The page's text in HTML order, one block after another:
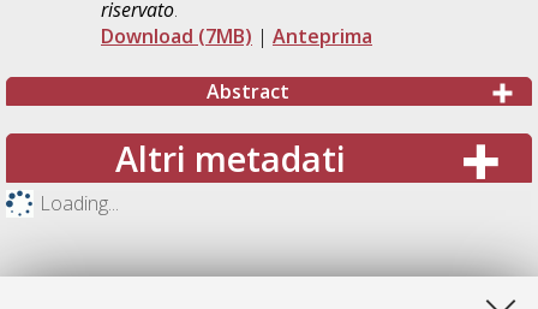
riservato.
Download (7MB) | Anteprima
Abstract
Altri metadati
Loading...